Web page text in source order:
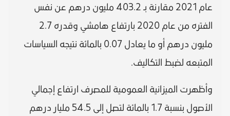
عام 2021 مقارنة بـ 403.2 مليون درهم عن نفس
الفتره من عام 2020 بارتفاع هامشي وقدره 2.7
مليون درهم أو ما يعادل 0.07 بالمائة نتيجه السياسات
المتبعه لضبط التكاليف.
وأظهرت الميزانية العمومية للمصرف ارتفاع إجمالي
الأصول بنسبة 1.7 بالمائة لتصل إلى 54.5 مليار درهم